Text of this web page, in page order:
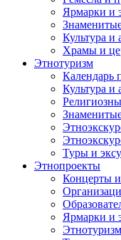
Ярмарки и
Культура и
Храмы и
Этнотуризм
Календарь
Культура и
Туры и
Этнопроекты
Концерты
Ярмарки и